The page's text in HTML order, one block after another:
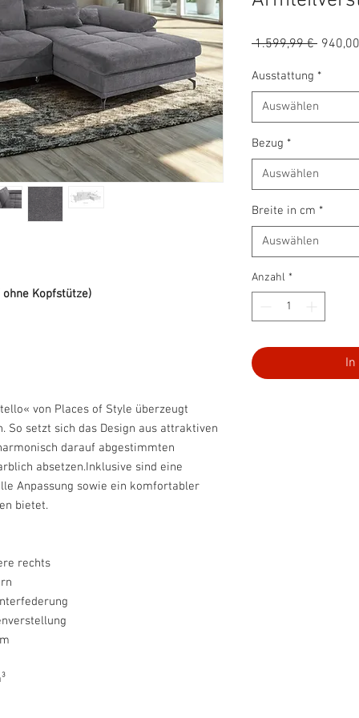
Kopfstütze)
von Places of Style überzeugt
So setzt sich das Design aus attraktiven
darauf abgestimmten
absetzen.Inklusive sind eine
Anpassung sowie ein komfortabler
bietet.
rechts
1.599,99 €
Ausstattung *
Auswählen
Bezug *
Auswählen
Breite in cm *
Auswählen
Anzahl *
In